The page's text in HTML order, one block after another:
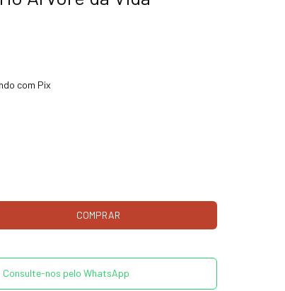
com Pix
Consulte-nos pelo WhatsApp